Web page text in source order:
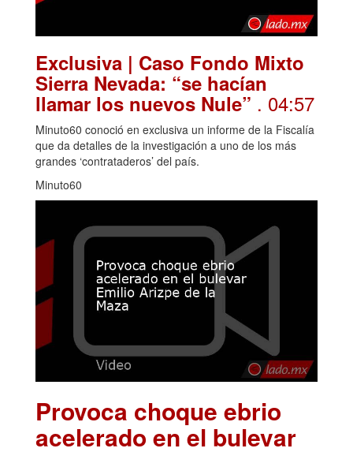
Exclusiva | Caso Fondo Mixto
Sierra Nevada: “se hacían
llamar los nuevos Nule” . 04:57
Minuto60 conoció en exclusiva un informe de la Fiscalía
que da detalles de la investigación a uno de los más
grandes ‘contrataderos’ del país.
Minuto60
Provoca choque ebrio
acelerado en el bulevar